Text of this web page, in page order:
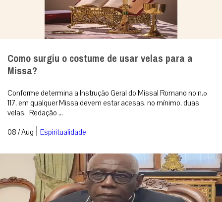
Como surgiu o costume de usar velas para a
Missa?
Conforme determina a Instrução Geral do Missal Romano no n.º
117, em qualquer Missa devem estar acesas, no mínimo, duas
velas. Redação ...
08 / Aug | Espiritualidade